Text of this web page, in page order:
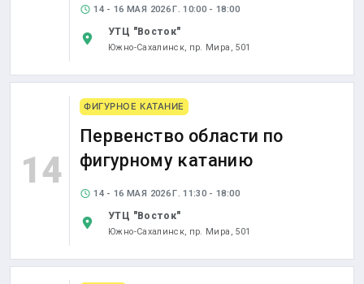
14 - 16 МАЯ 2026 Г. 10:00 - 18:00
УТЦ "Восток"
Южно-Сахалинск, пр. Мира, 501
14
ФИГУРНОЕ КАТАНИЕ
Первенство области по
фигурному катанию
14 - 16 МАЯ 2026 Г. 11:30 - 18:00
УТЦ "Восток"
Южно-Сахалинск, пр. Мира, 501